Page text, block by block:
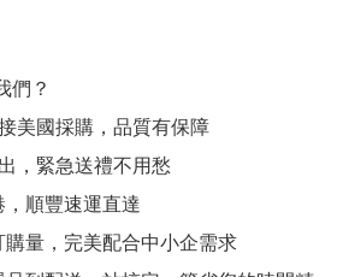
們？
美國採購，品質有保障
，緊急送禮不用愁
，順豐速運直達
量，完美配合中小企需求